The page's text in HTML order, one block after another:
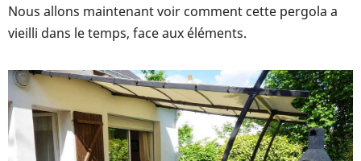
Nous allons maintenant voir comment cette pergola a
vieilli dans le temps, face aux éléments.